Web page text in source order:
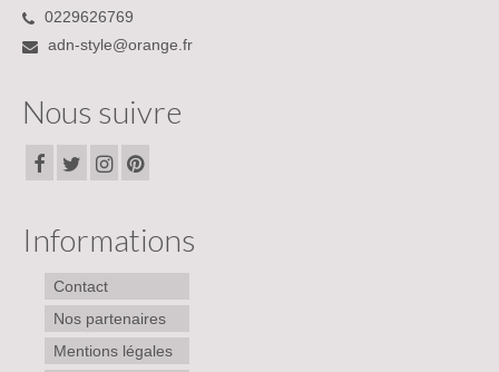
0229626769
adn-style@orange.fr
Nous suivre
Informations
Contact
Nos partenaires
Mentions légales